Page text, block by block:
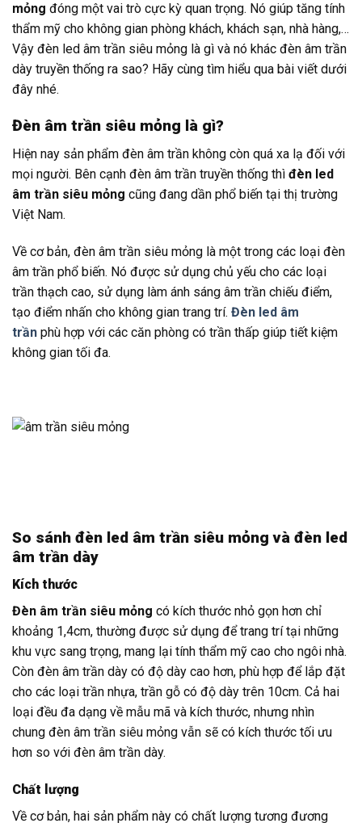
mỏng đóng một vai trò cực kỳ quan trọng. Nó giúp tăng tính
thẩm mỹ cho không gian phòng khách, khách sạn, nhà hàng,…
Vậy đèn led âm trần siêu mỏng là gì và nó khác đèn âm trần
dày truyền thống ra sao? Hãy cùng tìm hiểu qua bài viết dưới
đây nhé.
Đèn âm trần siêu mỏng là gì?
Hiện nay sản phẩm đèn âm trần không còn quá xa lạ đối với
mọi người. Bên cạnh đèn âm trần truyền thống thì đèn led
âm trần siêu mỏng cũng đang dần phổ biến tại thị trường
Việt Nam.
Về cơ bản, đèn âm trần siêu mỏng là một trong các loại đèn
âm trần phổ biến. Nó được sử dụng chủ yếu cho các loại
trần thạch cao, sử dụng làm ánh sáng âm trần chiếu điểm,
tạo điểm nhấn cho không gian trang trí. Đèn led âm
trần phù hợp với các căn phòng có trần thấp giúp tiết kiệm
không gian tối đa.
So sánh đèn led âm trần siêu mỏng và đèn led
âm trần dày
Kích thước
Đèn âm trần siêu mỏng có kích thước nhỏ gọn hơn chỉ
khoảng 1,4cm, thường được sử dụng để trang trí tại những
khu vực sang trọng, mang lại tính thẩm mỹ cao cho ngôi nhà.
Còn đèn âm trần dày có độ dày cao hơn, phù hợp để lắp đặt
cho các loại trần nhựa, trần gỗ có độ dày trên 10cm. Cả hai
loại đều đa dạng về mẫu mã và kích thước, nhưng nhìn
chung đèn âm trần siêu mỏng vẫn sẽ có kích thước tối ưu
hơn so với đèn âm trần dày.
Chất lượng
Về cơ bản, hai sản phẩm này có chất lượng tương đương